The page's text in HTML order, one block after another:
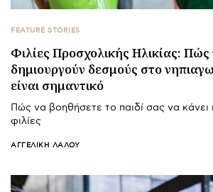
FEATURE STORIES
Φιλίες Προσχολικής Ηλικίας: Πώς
δημιουργούν δεσμούς στο
είναι σημαντικό
Πώς να βοηθήσετε το παιδί σας να κάνει
φιλίες
ΑΓΓΕΛΙΚΉ ΛΆΛΟΥ